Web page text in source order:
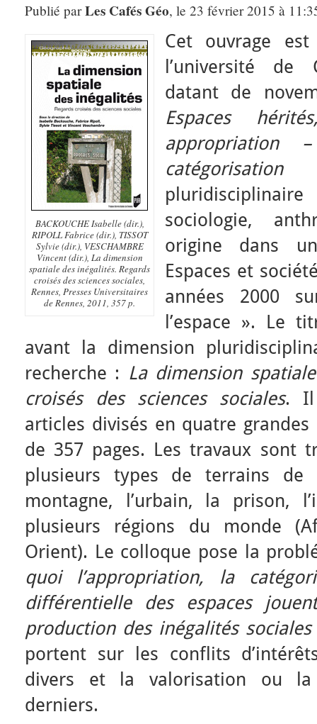
Publié parLes Cafés Géo, le 23 février 2015 à
BACKOUCHE Isabelle (dir.),
RIPOLL Fabrice (dir.), TISSOT
Sylvie (dir.), VESCHAMBRE
Vincent (dir.), La dimension
spatiale des inégalités. Regards
croisés des sciences sociales,
Rennes, Presses Universitaires
de Rennes, 2011, 357 p.
Cet ouvrage
l’université de
datant de
Espaces
appropriation
catégorisation
sociologie,
origine dans
Espaces et
années 2000
l’espace ». Le
avant la dimension
recherche : La dimension
croisés des sciences sociales. Il
articles divisés en quatre
de 357 pages. Les travaux sont
plusieurs types de terrains de
montagne, l’urbain, la prison,
plusieurs régions du monde
Orient). Le colloque pose la
quoi l’appropriation, la
différentielle des espaces
production des inégalités sociales
portent sur les conflits d’intérêts
divers et la valorisation ou la
derniers.